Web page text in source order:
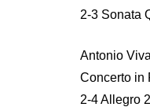
2-3 Sonata
Antonio
Concerto in
2-4 Allegro